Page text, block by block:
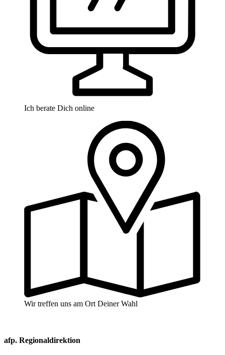
Ich berate Dich online
Wir treffen uns am Ort Deiner Wahl
afp. Regionaldirektion